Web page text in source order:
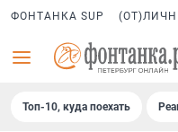
ФОНТАНКА SUP
Топ-10, куда поехать